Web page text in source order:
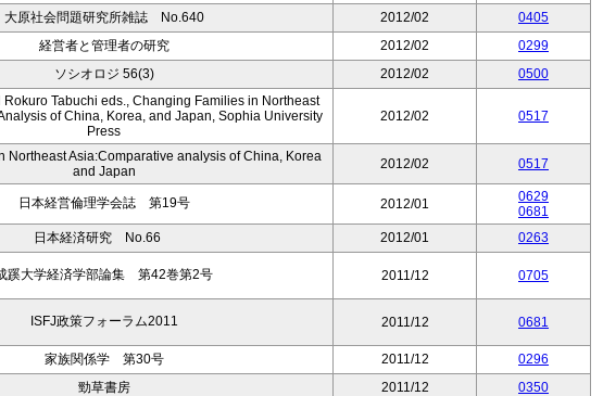
大原社会問題研究所雑誌 No.640 2012/02
0405
経営者と管理者の研究 2012/02
0299
ソシオロジ 56(3) 2012/02 0500
Rokuro Tabuchi eds., Changing Families in Northeast
of China, Korea, and Japan, Sophia University
Press
2012/02 0517
Northeast Asia:Comparative analysis of China, Korea
and Japan
2012/02 0517
日本経営倫理学会誌 第19号 2012/01
0629
0681
日本経済研究 No.66 2012/01
0263
蹊大学経済学部論集 第42巻第2号 2011/12 0705
ISFJ政策フォーラム2011 2011/12 0681
家族関係学 第30号 2011/12
0296
勁草書房 2011/12 0350